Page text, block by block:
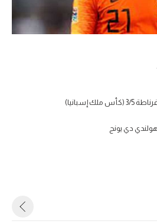
إسبانيا)
دي يونج